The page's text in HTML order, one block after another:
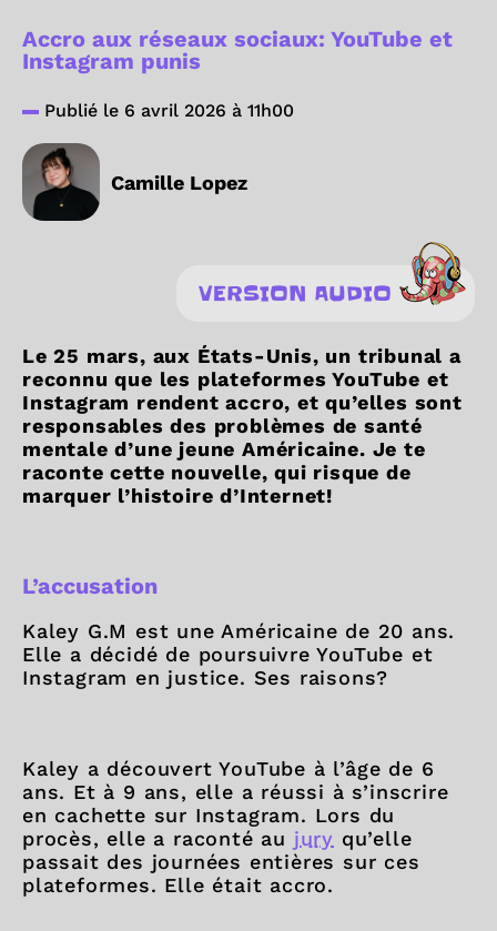
Accro aux réseaux sociaux: YouTube et
Instagram punis
Publié le 6 avril 2026 à 11h00
Camille Lopez
VERSION AUDIO
Le 25 mars, aux États-Unis, un tribunal a
reconnu que les plateformes YouTube et
Instagram rendent accro, et qu’elles sont
responsables des problèmes de santé
mentale d’une jeune Américaine. Je te
raconte cette nouvelle, qui risque de
marquer l’histoire d’Internet!
L’accusation
Kaley G.M est une Américaine de 20 ans.
Elle a décidé de poursuivre YouTube et
Instagram en justice. Ses raisons?
Kaley a découvert YouTube à l’âge de 6
ans. Et à 9 ans, elle a réussi à s’inscrire
en cachette sur Instagram. Lors du
procès, elle a raconté au jury qu’elle
passait des journées entières sur ces
plateformes. Elle était accro.